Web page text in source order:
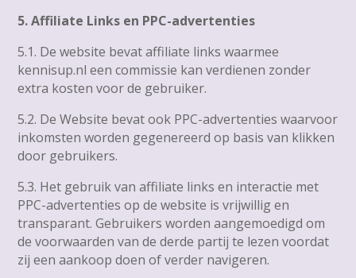
5. Affiliate Links en PPC-advertenties
5.1. De website bevat affiliate links waarmee
kennisup.nl een commissie kan verdienen zonder
extra kosten voor de gebruiker.
5.2. De Website bevat ook PPC-advertenties waarvoor
inkomsten worden gegenereerd op basis van klikken
door gebruikers.
5.3. Het gebruik van affiliate links en interactie met
PPC-advertenties op de website is vrijwillig en
transparant. Gebruikers worden aangemoedigd om
de voorwaarden van de derde partij te lezen voordat
zij een aankoop doen of verder navigeren.